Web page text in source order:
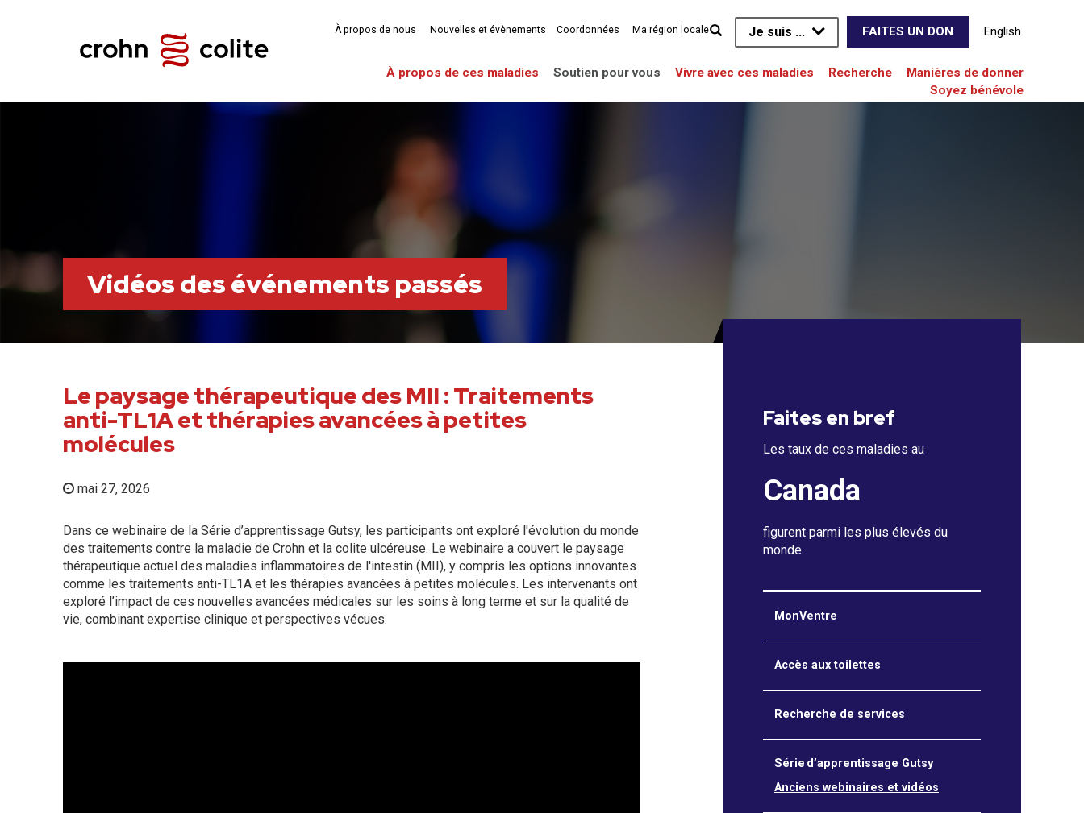
Je suis ... FAITES UN DON English
À propos de ces maladies Soutien pour vous Vivre avec ces maladies Recherche
Manières de donner
Soyez bénévole
À propos de nous Nouvelles et évènements Coordonnées Ma région locale
Vidéos des événements passés
Le paysage thérapeutique des MII : Traitements
anti-TL1A et thérapies avancées à petites
molécules
mai 27, 2026
Dans ce webinaire de la Série d’apprentissage Gutsy, les participants ont exploré l'évolution du monde
des traitements contre la maladie de Crohn et la colite ulcéreuse. Le webinaire a couvert le paysage
thérapeutique actuel des maladies inflammatoires de l'intestin (MII), y compris les options innovantes
comme les traitements anti-TL1A et les thérapies avancées à petites molécules. Les intervenants ont
exploré l’impact de ces nouvelles avancées médicales sur les soins à long terme et sur la qualité de
vie, combinant expertise clinique et perspectives vécues.
Faites en bref
Les taux de ces maladies au
Canada
figurent parmi les plus élevés du
monde.
MonVentre
Accès aux toilettes
Recherche de services
Série d’apprentissage Gutsy
Anciens webinaires et vidéos